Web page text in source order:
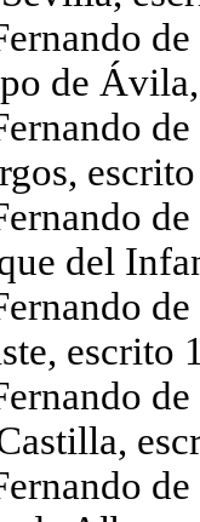
de
del
escrito